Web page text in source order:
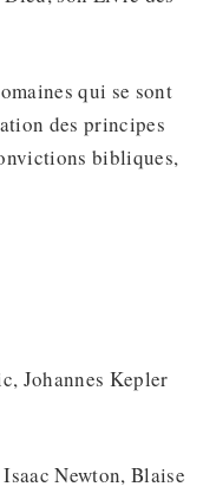
qui se sont
des principes
bibliques,
Johannes Kepler
Newton, Blaise